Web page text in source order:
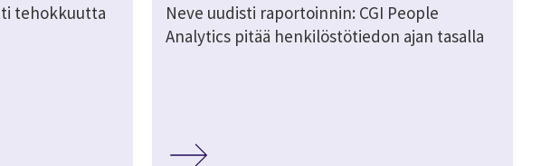
tehokkuutta
Neve uudisti raportoinnin: CGI People
Analytics pitää henkilöstötiedon ajan tasalla